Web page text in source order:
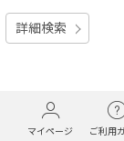
詳細検索
マイページ ご利用